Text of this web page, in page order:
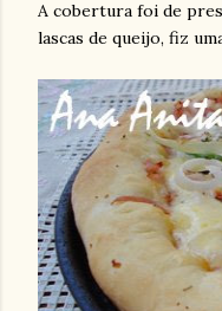
A cobertura foi de
lascas de queijo, fiz